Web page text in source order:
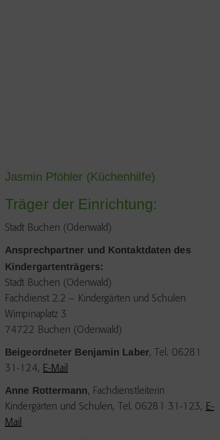
Jasmin Pföhler (Küchenhilfe)
Träger der Einrichtung:
Stadt Buchen (Odenwald)
Ansprechpartner und Kontaktdaten des
Kindergartenträgers:
Stadt Buchen (Odenwald)
Fachdienst 2.2 – Kindergärten und Schulen
Wimpinaplatz 3
74722 Buchen (Odenwald)
Beigeordneter Benjamin Laber, Tel. 06281
31-124, E-Mail
Anne Rottermann, Fachdienstleiterin
Kindergärten und Schulen, Tel. 06281 31-123, E-
Mail